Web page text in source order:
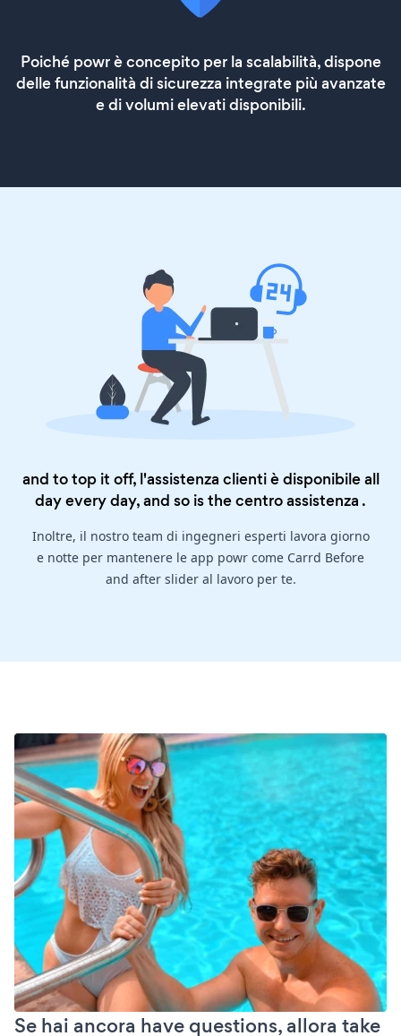
Poiché powr è concepito per la scalabilità, dispone
delle funzionalità di sicurezza integrate più avanzate
e di volumi elevati disponibili.
and to top it off, l'assistenza clienti è disponibile all
day every day, and so is thecentro assistenza .
Inoltre, il nostro team di ingegneri esperti lavora giorno
e notte per mantenere le app powr come Carrd Before
and after slider al lavoro per te.
Se hai ancora have questions, allora take